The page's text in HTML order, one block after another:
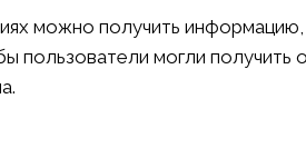
можно получить
пользователи могли